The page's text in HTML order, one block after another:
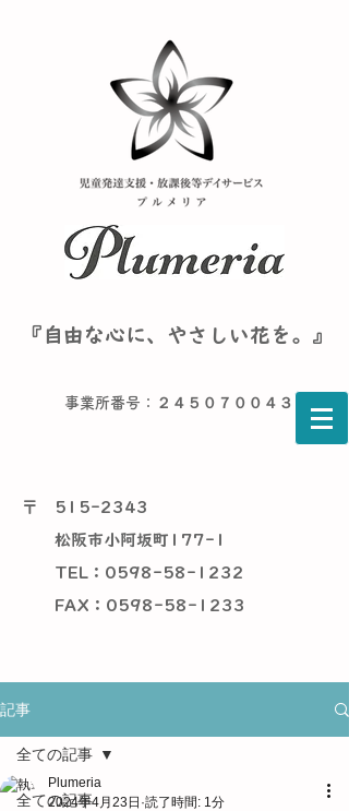
『自由な心に、やさしい花を。』
事業所番号：２４５０７００４３６
〒
515-2343
松阪市小阿坂町177-1
TEL：0598-58-1232
​ FAX：0598-58-1233
記事
全ての記事
全ての記事
Plumeria
2024年4月23日 読了時間: 1分